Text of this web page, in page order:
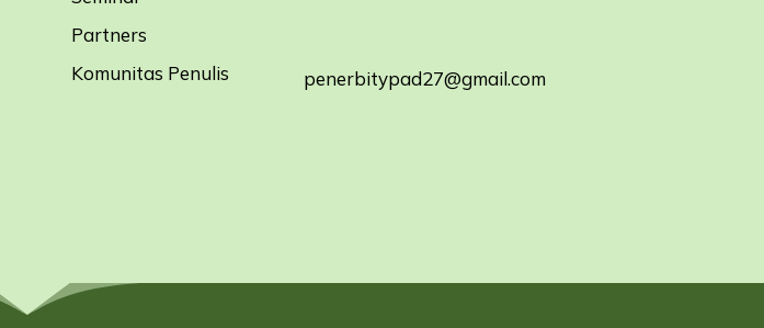
Partners
Komunitas Penulis
penerbitypad27@gmail.com